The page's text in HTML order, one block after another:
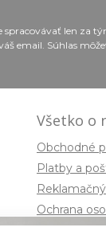
spracovávať len za
email. Súhlas
Všetko o
Obchodné
Platby a
Ochrana